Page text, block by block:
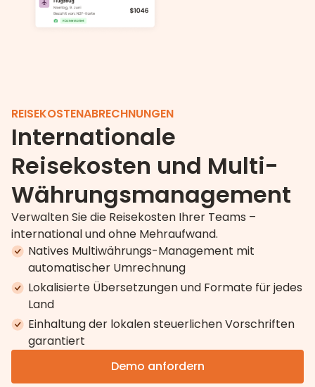
REISEKOSTENABRECHNUNGEN
Internationale
Reisekosten und Multi-
Währungsmanagement
Verwalten Sie die Reisekosten Ihrer Teams –
international und ohne Mehraufwand.
Natives Multiwährungs-Management mit
automatischer Umrechnung
Lokalisierte Übersetzungen und Formate für jedes
Land
Einhaltung der lokalen steuerlichen Vorschriften
garantiert
Demo anfordern